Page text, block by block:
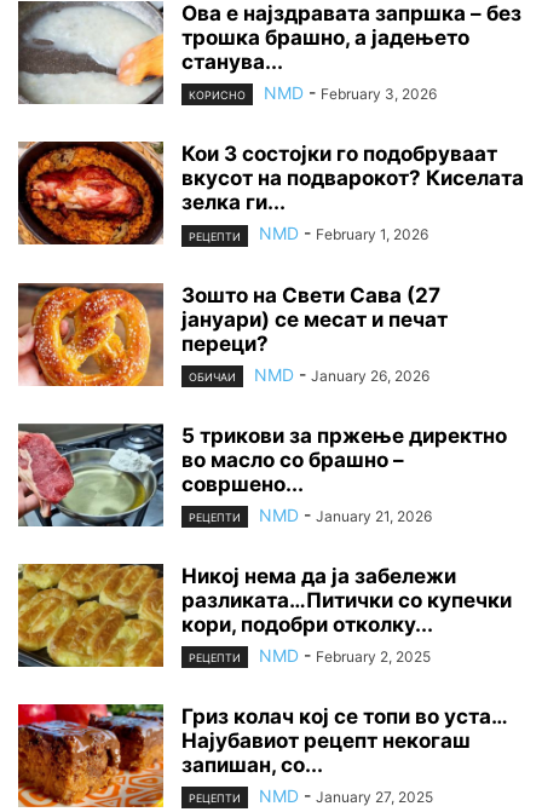
Ова е најздравата запршка – без
трошка брашно, а јадењето
станува...
КОРИСНО NMD - February 3, 2026
Кои 3 состојки го подобруваат
вкусот на подварокот? Киселата
зелка ги...
РЕЦЕПТИ NMD - February 1, 2026
Зошто на Свети Сава (27
јануари) се месат и печат
переци?
ОБИЧАИ NMD - January 26, 2026
5 трикови за пржење директно
во масло со брашно –
совршено...
РЕЦЕПТИ NMD - January 21, 2026
Никој нема да ја забележи
разликата…Питички со купечки
кори, подобри отколку...
РЕЦЕПТИ NMD - February 2, 2025
Гриз колач кој се топи во уста…
Најубавиот рецепт некогаш
запишан, со...
РЕЦЕПТИ NMD - January 27, 2025